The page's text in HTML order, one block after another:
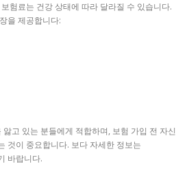
험료는 건강 상태에 따라 달라질 수 있습니다.
을 제공합니다:
고 있는 분들에게 적합하며, 보험 가입 전 자신
것이 중요합니다. 보다 자세한 정보는
바랍니다.